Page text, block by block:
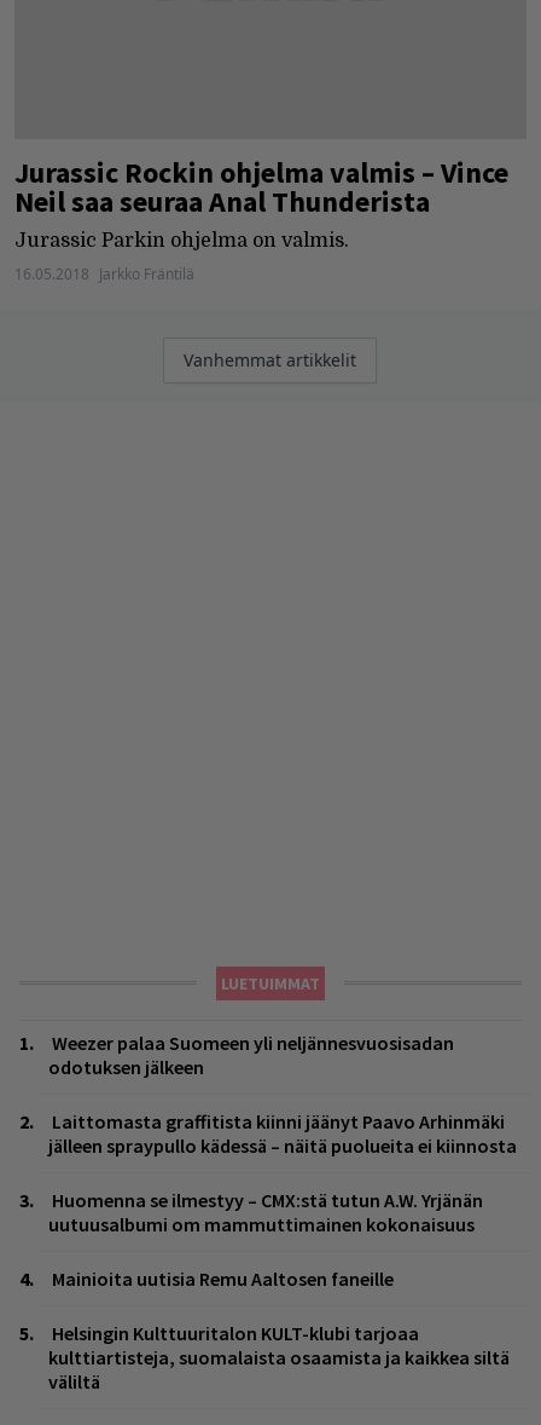
Jurassic Rockin ohjelma valmis – Vince
Neil saa seuraa Anal Thunderista
Jurassic Parkin ohjelma on valmis.
16.05.2018 Jarkko Fräntilä
Artikkelien
Vanhemmat artikkelit
LUETUIMMAT
Weezer palaa Suomeen yli neljännesvuosisadan
odotuksen jälkeen
Laittomasta graffitista kiinni jäänyt Paavo Arhinmäki
jälleen spraypullo kädessä – näitä puolueita ei kiinnosta
Huomenna se ilmestyy – CMX:stä tutun A.W. Yrjänän
uutuusalbumi om mammuttimainen kokonaisuus
Mainioita uutisia Remu Aaltosen faneille
Helsingin Kulttuuritalon KULT-klubi tarjoaa
kulttiartisteja, suomalaista osaamista ja kaikkea siltä
väliltä